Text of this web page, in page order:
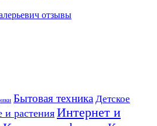
отзывы
Бытовая техника Детское
растения Интернет и